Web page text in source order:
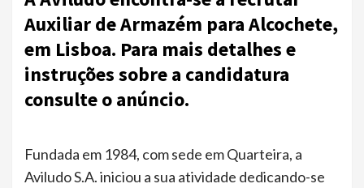
Auxiliar de Armazém para Alcochete,
em Lisboa. Para mais detalhes e
instruções sobre a candidatura
consulte o anúncio.
Fundada em 1984, com sede em Quarteira, a
Aviludo S.A. iniciou a sua atividade dedicando-se